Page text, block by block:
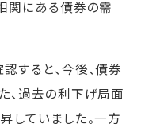
関にある債券の需
すると、今後、債券
、過去の利下げ局面
していました。一方